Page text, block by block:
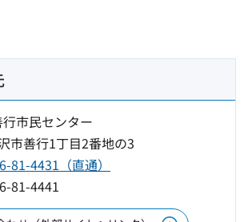
市民センター
市善行1丁目2番地の3
81-4431（直通）
81-4441